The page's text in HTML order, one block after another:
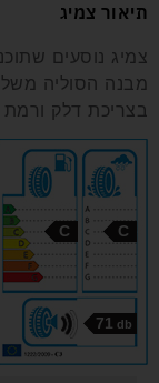
תיאור צמיג
צמיג נוסעים
מבנה הסוליה
בצריכת דלק
C C
71 db